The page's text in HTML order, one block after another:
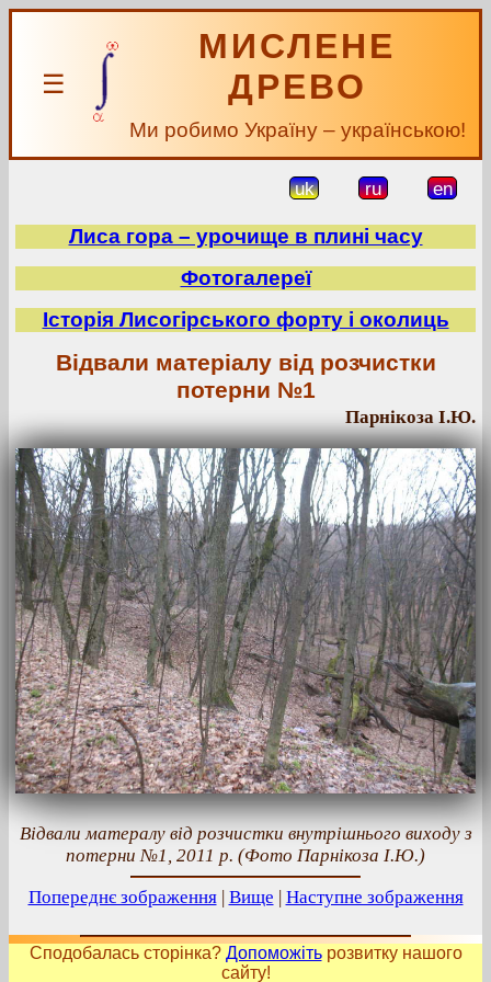
☰
МИСЛЕНЕ
ДРЕВО
Ми робимо Україну – українською!
uk ru en
Лиса гора – урочище в плині часу
Фотогалереї
Історія Лисогірського форту і околиць
Відвали матеріалу від розчистки
потерни №1
Парнікоза І.Ю.
Відвали матералу від розчистки внутрішнього виходу з
потерни №1, 2011 р. (Фото Парнікоза І.Ю.)
Попереднє зображення| Вище | Наступне зображення
Сподобалась сторінка? Допоможітьрозвитку нашого
сайту!